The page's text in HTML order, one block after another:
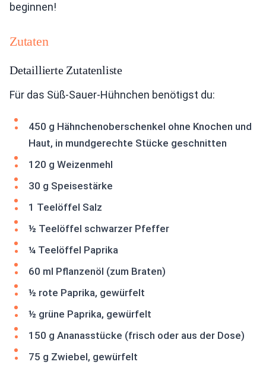
beginnen!
Zutaten
Detaillierte Zutatenliste
Für das Süß-Sauer-Hühnchen benötigst du:
450 g Hähnchenoberschenkel ohne Knochen und
Haut, in mundgerechte Stücke geschnitten
120 g Weizenmehl
30 g Speisestärke
1 Teelöffel Salz
½ Teelöffel schwarzer Pfeffer
¼ Teelöffel Paprika
60 ml Pflanzenöl (zum Braten)
½ rote Paprika, gewürfelt
½ grüne Paprika, gewürfelt
150 g Ananasstücke (frisch oder aus der Dose)
75 g Zwiebel, gewürfelt